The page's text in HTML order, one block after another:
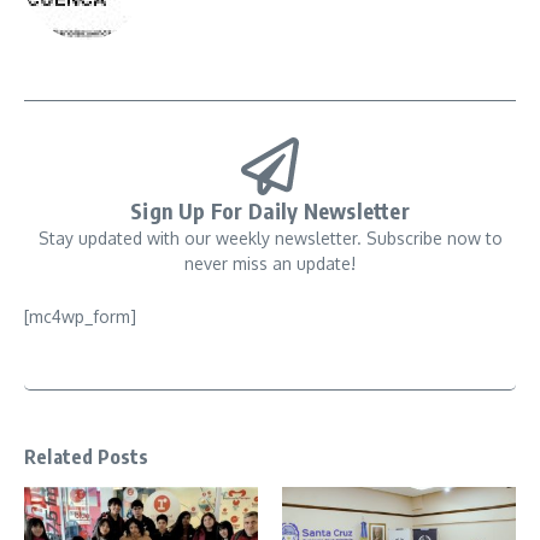
Sign Up For Daily Newsletter
Stay updated with our weekly newsletter. Subscribe now to
never miss an update!
[mc4wp_form]
Related Posts